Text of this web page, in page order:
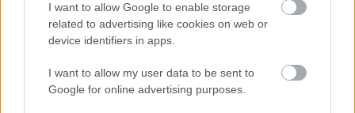
I want to allow Google to enable storage
related to advertising like cookies on web or
device identifiers in apps.
I want to allow my user data to be sent to
Google for online advertising purposes.
Radnay Csilla az előadásban
Vendéglő konyhájában készülnek, nem kóserek, de
sertéshúst még nyomokban sem tartalmaznak.